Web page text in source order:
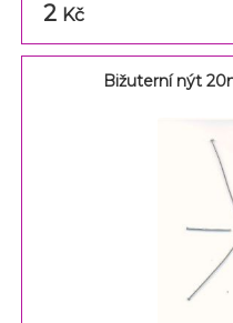
2 Kč
Bižuterní nýt